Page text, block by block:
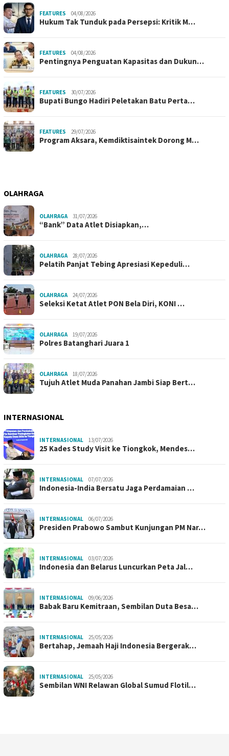
FEATURES 04/08/2026
Hukum Tak Tunduk pada Persepsi: Kritik M…
FEATURES 04/08/2026
Pentingnya Penguatan Kapasitas dan Dukun…
FEATURES 30/07/2026
Bupati Bungo Hadiri Peletakan Batu Perta…
FEATURES 29/07/2026
Program Aksara, Kemdiktisaintek Dorong M…
OLAHRAGA
OLAHRAGA 31/07/2026
“Bank” Data Atlet Disiapkan,…
OLAHRAGA 28/07/2026
Pelatih Panjat Tebing Apresiasi Kepeduli…
OLAHRAGA 24/07/2026
Seleksi Ketat Atlet PON Bela Diri, KONI …
OLAHRAGA 19/07/2026
Polres Batanghari Juara 1
OLAHRAGA 18/07/2026
Tujuh Atlet Muda Panahan Jambi Siap Bert…
INTERNASIONAL
INTERNASIONAL 13/07/2026
25 Kades Study Visit ke Tiongkok, Mendes…
INTERNASIONAL 07/07/2026
Indonesia-India Bersatu Jaga Perdamaian …
INTERNASIONAL 06/07/2026
Presiden Prabowo Sambut Kunjungan PM Nar…
INTERNASIONAL 03/07/2026
Indonesia dan Belarus Luncurkan Peta Jal…
INTERNASIONAL 09/06/2026
Babak Baru Kemitraan, Sembilan Duta Besa…
INTERNASIONAL 25/05/2026
Bertahap, Jemaah Haji Indonesia Bergerak…
INTERNASIONAL 25/05/2026
Sembilan WNI Relawan Global Sumud Flotil…